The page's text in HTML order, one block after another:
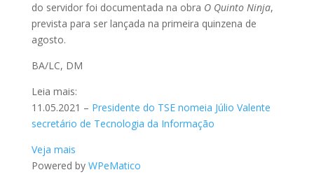
do servidor foi documentada na obra O Quinto Ninja,
prevista para ser lançada na primeira quinzena de
agosto.
BA/LC, DM
Leia mais:
11.05.2021 – Presidente do TSE nomeia Júlio Valente
secretário de Tecnologia da Informação
Veja mais
Powered by WPeMatico